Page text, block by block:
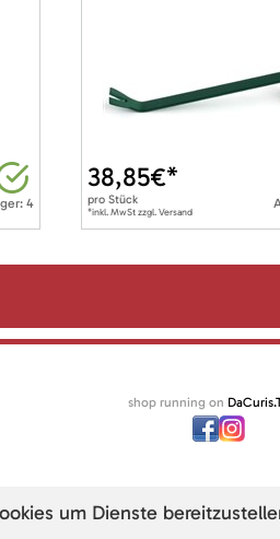
4
38,85€*
pro Stück
*inkl. MwSt zzgl. Versand
shop running on
um Dienste